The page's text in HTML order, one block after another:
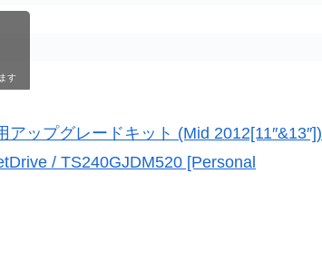
す
ップグレードキット (Mid 2012[11″&13″])
/ TS240GJDM520 [Personal